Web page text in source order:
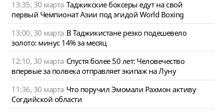
13:35, 30 марта Таджикские боксеры едут на свой
первый Чемпионат Азии под эгидой World Boxing
13:00, 30 марта В Таджикистане резко подешевело
золото: минус 14% за месяц
12:10, 30 марта Спустя более 50 лет: Человечество
впервые за полвека отправляет экипаж на Луну
11:36, 30 марта Что поручил Эмомали Рахмон активу
Согдийской области